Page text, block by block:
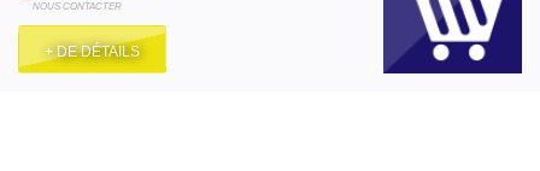
NOUS CONTACTER
+ DE DÉTAILS